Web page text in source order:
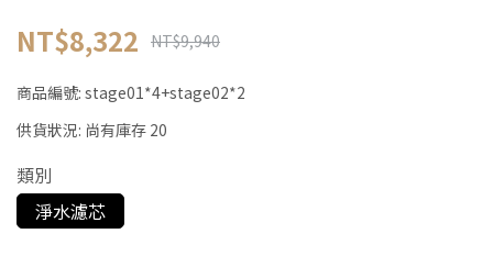
NT$8,322 NT$9,940
商品編號: stage01*4+stage02*2
供貨狀況: 尚有庫存 20
類別
淨水濾芯